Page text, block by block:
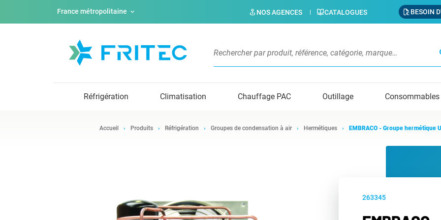
France métropolitaine NOS AGENCES CATALOGUES BESOIN
Réfrigération Climatisation Chauffage PAC Outillage Consommables
Accueil Produits Réfrigération Groupes de condensation à air Hermétiques EMBRACO - Groupe hermétique
263345